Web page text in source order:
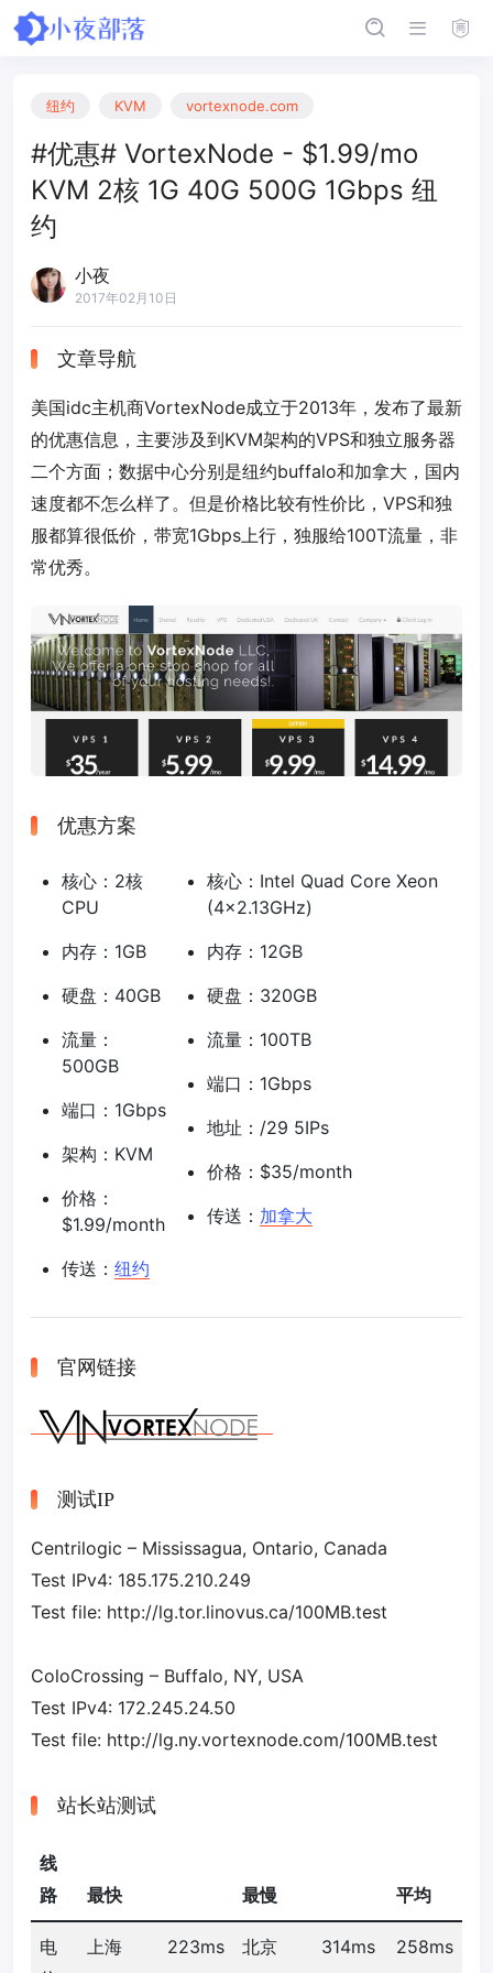
纽约 KVM vortexnode.com
#优惠# VortexNode - $1.99/mo
KVM 2核 1G 40G 500G 1Gbps 纽
约
小夜
2017年02月10日
文章导航
美国idc主机商VortexNode成立于2013年，发布了最新
的优惠信息，主要涉及到KVM架构的VPS和独立服务器
二个方面；数据中心分别是纽约buffalo和加拿大，国内
速度都不怎么样了。但是价格比较有性价比，VPS和独
服都算很低价，带宽1Gbps上行，独服给100T流量，非
常优秀。
优惠方案
核心：2核
CPU
内存：1GB
硬盘：40GB
流量：
500GB
端口：1Gbps
架构：KVM
价格：
$1.99/month
传送： 纽约
核心：Intel Quad Core Xeon
(4×2.13GHz)
内存：12GB
硬盘：320GB
流量：100TB
端口：1Gbps
地址：/29 5IPs
价格：$35/month
传送： 加拿大
官网链接
测试IP
Centrilogic – Mississagua, Ontario, Canada
Test IPv4: 185.175.210.249
Test file: http://lg.tor.linovus.ca/100MB.test
ColoCrossing – Buffalo, NY, USA
Test IPv4: 172.245.24.50
Test file: http://lg.ny.vortexnode.com/100MB.test
站长站测试
线
路
最快 最慢 平均
电
上海 223ms 北京 314ms 258ms